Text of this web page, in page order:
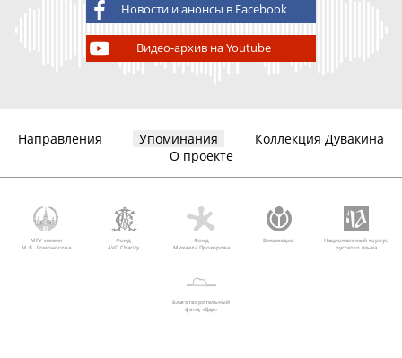
Новости и анонсы в Facebook
Видео-архив на Youtube
Направления Упоминания
Коллекция Дувакина
О проекте
МГУ имени
М.В. Ломоносова
Фонд
AVC Charity
Фонд
Михаила Прохорова
Викимедиа
Национальный корпус
русского языка
Благотворительный
фонд «Дар»